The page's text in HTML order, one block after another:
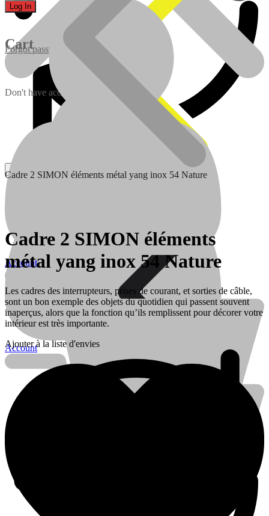
Traitement de l’eau
Account
Cart
Forgot password?
Don't have account yet? Sign up
Account
Cadre 2 SIMON éléments métal yang inox 54 Nature
Cadre 2 SIMON éléments
métal yang inox 54 Nature
Les cadres des interrupteurs, prises de courant, et sorties de câble,
sont un bon exemple des objets du quotidien qui passent souvent
inaperçus, alors que la fonction qu’ils remplissent pour décorer votre
intérieur est très importante.
Ajouter à la liste d'envies